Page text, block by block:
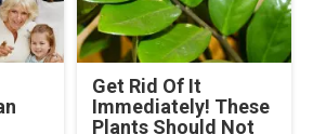
Get Rid Of It
Immediately! These
Plants Should Not